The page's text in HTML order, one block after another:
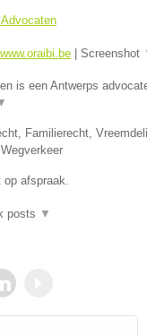
Screenshot
is een Antwerps
Familierecht,
op afspraak.
posts ▼